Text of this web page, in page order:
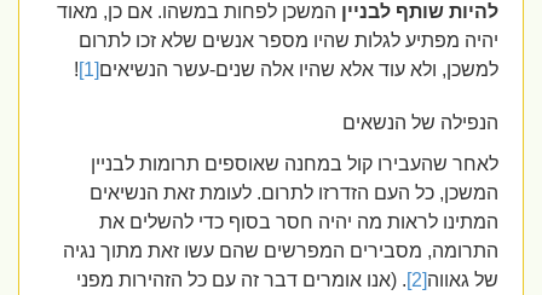
להיות שותף לבנייןהמשכן לפחות במשהו. אם כן, מאוד
יהיה מפתיע לגלות שהיו מספר אנשים שלא זכו לתרום
למשכן, ולא עוד אלא שהיו אלה שנים-עשר הנשיאים[1]
!
הנפילה של הנשאים
לאחר שהעבירו קול במחנה שאוספים תרומות לבניין
המשכן, כל העם הזדרזו לתרום. לעומת זאת הנשיאים
המתינו לראות מה יהיה חסר בסוף כדי להשלים את
התרומה, מסבירים המפרשים שהם עשו זאת מתוך נגיה
של גאווה[2]. (אנו אומרים דבר זה עם כל הזהירות מפני